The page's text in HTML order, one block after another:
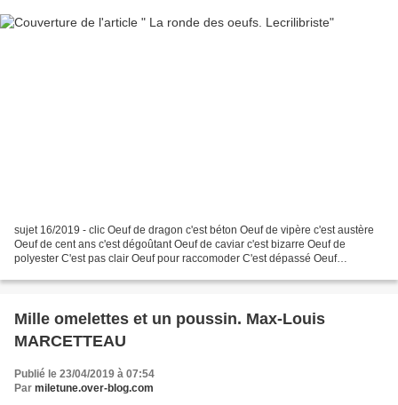
sujet 16/2019 - clic Oeuf de dragon c'est béton Oeuf de vipère c'est austère
Oeuf de cent ans c'est dégoûtant Oeuf de caviar c'est bizarre Oeuf de
polyester C'est pas clair Oeuf pour raccomoder C'est dépassé Oeuf
Mille omelettes et un poussin. Max-Louis
MARCETTEAU
Publié le 23/04/2019 à 07:54
Par miletune.over-blog.com